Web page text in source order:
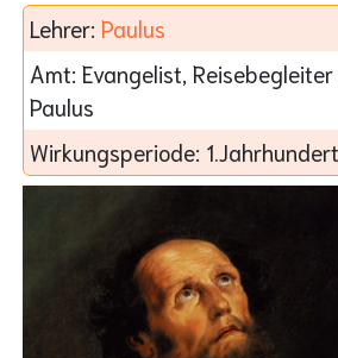
Lehrer: Paulus
Amt: Evangelist,
Paulus
Wirkungsperiode: 1.Jahrhundert